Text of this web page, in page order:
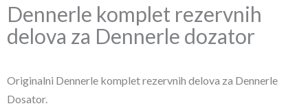
Dennerle komplet rezervnih
delova za Dennerle dozator
Originalni Dennerle komplet rezervnih delova za Dennerle
Dosator.